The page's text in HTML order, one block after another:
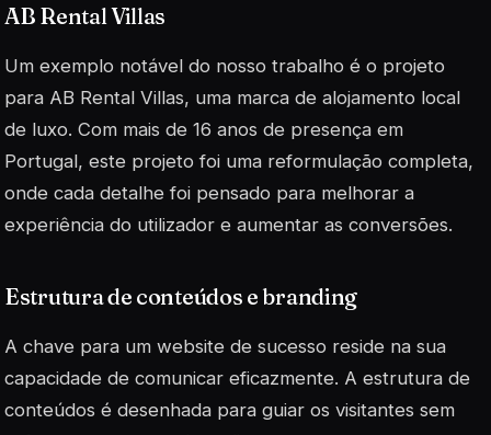
AB Rental Villas
Um exemplo notável do nosso trabalho é o projeto
para AB Rental Villas, uma marca de alojamento local
de luxo. Com mais de 16 anos de presença em
Portugal, este projeto foi uma reformulação completa,
onde cada detalhe foi pensado para melhorar a
experiência do utilizador e aumentar as conversões.
Estrutura de conteúdos e branding
A chave para um website de sucesso reside na sua
capacidade de comunicar eficazmente. A estrutura de
conteúdos é desenhada para guiar os visitantes sem